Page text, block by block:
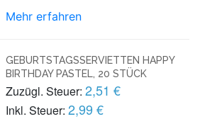
Mehr erfahren
GEBURTSTAGSSERVIETTEN HAPPY
BIRTHDAY PASTEL, 20 STÜCK
Zuzügl. Steuer: 2,51 €
Inkl. Steuer: 2,99 €